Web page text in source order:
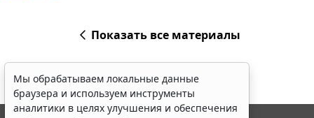
Показать все материалы
Мы обрабатываем локальные данные
браузера и используем инструменты
аналитики в целях улучшения и обеспечения